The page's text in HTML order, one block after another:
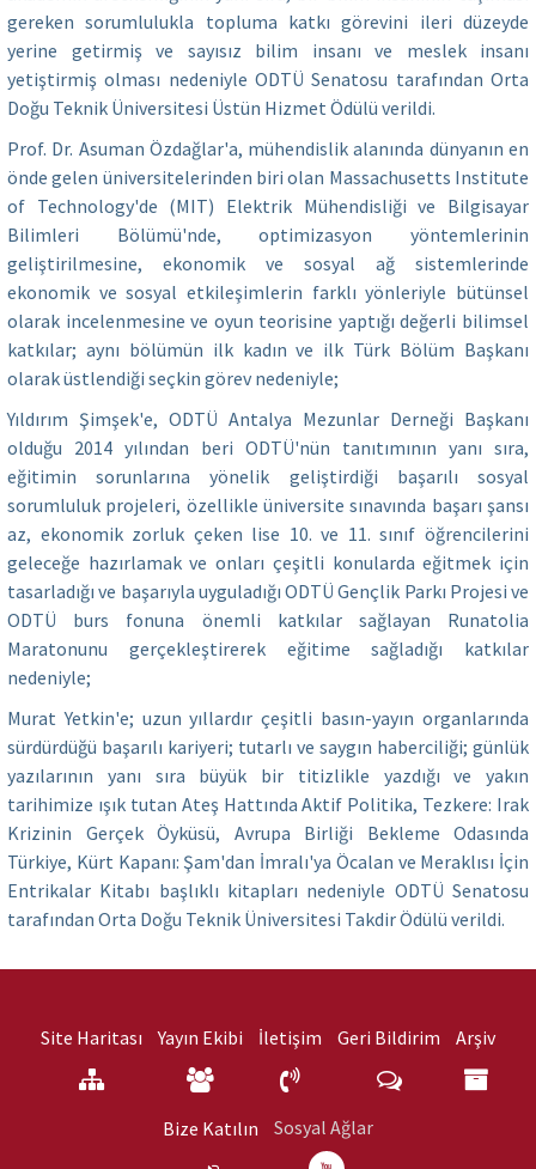
gereken sorumlulukla topluma katkı görevini ileri düzeyde
yerine getirmiş ve sayısız bilim insanı ve meslek insanı
yetiştirmiş olması nedeniyle ODTÜ Senatosu tarafından Orta
Doğu Teknik Üniversitesi Üstün Hizmet Ödülü verildi.
Prof. Dr. Asuman Özdağlar'a, mühendislik alanında dünyanın en
önde gelen üniversitelerinden biri olan Massachusetts Institute
of Technology'de (MIT) Elektrik Mühendisliği ve Bilgisayar
Bilimleri Bölümü'nde, optimizasyon yöntemlerinin
geliştirilmesine, ekonomik ve sosyal ağ sistemlerinde
ekonomik ve sosyal etkileşimlerin farklı yönleriyle bütünsel
olarak incelenmesine ve oyun teorisine yaptığı değerli bilimsel
katkılar; aynı bölümün ilk kadın ve ilk Türk Bölüm Başkanı
olarak üstlendiği seçkin görev nedeniyle;
Yıldırım Şimşek'e, ODTÜ Antalya Mezunlar Derneği Başkanı
olduğu 2014 yılından beri ODTÜ'nün tanıtımının yanı sıra,
eğitimin sorunlarına yönelik geliştirdiği başarılı sosyal
sorumluluk projeleri, özellikle üniversite sınavında başarı şansı
az, ekonomik zorluk çeken lise 10. ve 11. sınıf öğrencilerini
geleceğe hazırlamak ve onları çeşitli konularda eğitmek için
tasarladığı ve başarıyla uyguladığı ODTÜ Gençlik Parkı Projesi ve
ODTÜ burs fonuna önemli katkılar sağlayan Runatolia
Maratonunu gerçekleştirerek eğitime sağladığı katkılar
nedeniyle;
Murat Yetkin'e; uzun yıllardır çeşitli basın-yayın organlarında
sürdürdüğü başarılı kariyeri; tutarlı ve saygın haberciliği; günlük
yazılarının yanı sıra büyük bir titizlikle yazdığı ve yakın
tarihimize ışık tutan Ateş Hattında Aktif Politika, Tezkere: Irak
Krizinin Gerçek Öyküsü, Avrupa Birliği Bekleme Odasında
Türkiye, Kürt Kapanı: Şam'dan İmralı'ya Öcalan ve Meraklısı İçin
Entrikalar Kitabı başlıklı kitapları nedeniyle ODTÜ Senatosu
tarafından Orta Doğu Teknik Üniversitesi Takdir Ödülü verildi.
Site Haritası Yayın Ekibi İletişim Geri Bildirim Arşiv
Bize Katılın Sosyal Ağlar